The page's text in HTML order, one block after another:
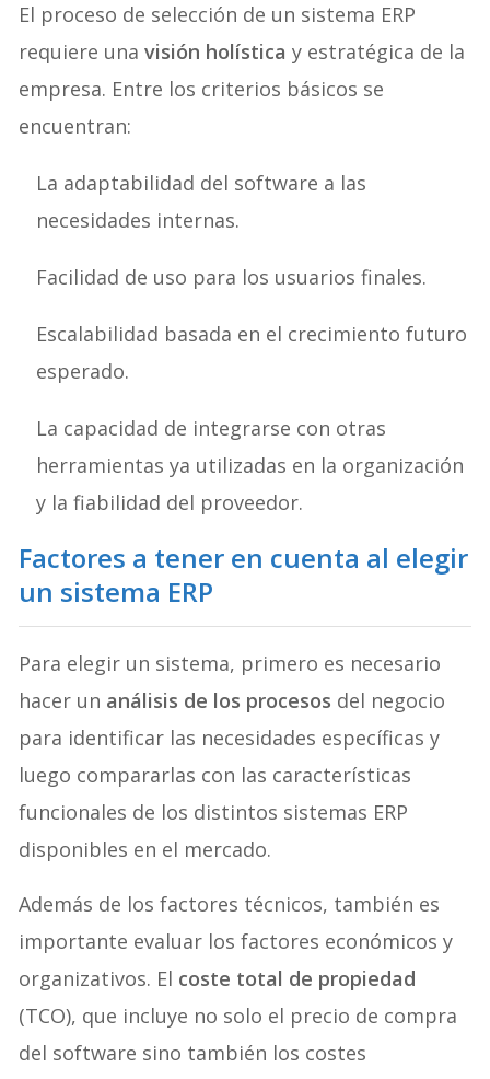
El proceso de selección de un sistema ERP
requiere unavisión holística y estratégica de la
empresa. Entre los criterios básicos se
encuentran:
La adaptabilidad del software a las
necesidades internas.
Facilidad de uso para los usuarios finales.
Escalabilidad basada en el crecimiento futuro
esperado.
La capacidad de integrarse con otras
herramientas ya utilizadas en la organización
y la fiabilidad del proveedor.
Factores a tener en cuenta al elegir
un sistema ERP
Para elegir un sistema, primero es necesario
hacer un análisis de los procesos del negocio
para identificar las necesidades específicas y
luego compararlas con las características
funcionales de los distintos sistemas ERP
disponibles en el mercado.
Además de los factores técnicos, también es
importante evaluar los factores económicos y
organizativos. El coste total de propiedad
(TCO), que incluye no solo el precio de compra
del software sino también los costes